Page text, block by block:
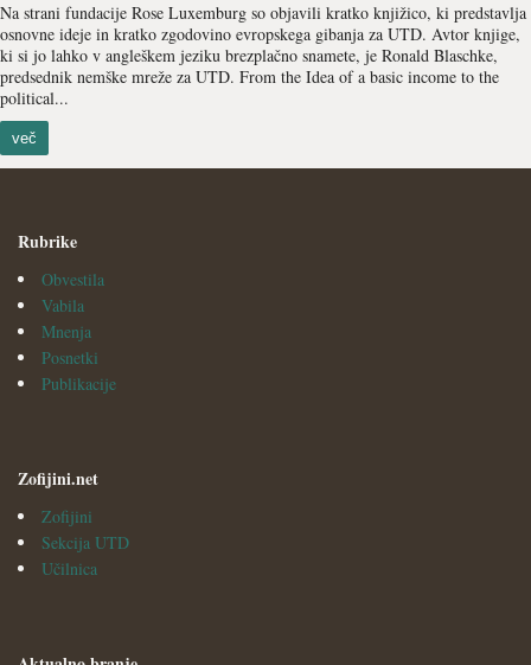
Na strani fundacije Rose Luxemburg so objavili kratko knjižico, ki predstavlja
osnovne ideje in kratko zgodovino evropskega gibanja za UTD. Avtor knjige,
ki si jo lahko v angleškem jeziku brezplačno snamete, je Ronald Blaschke,
predsednik nemške mreže za UTD. From the Idea of a basic income to the
political...
več
Rubrike
Obvestila
Vabila
Mnenja
Posnetki
Publikacije
Zofijini.net
Zofijini
Sekcija UTD
Učilnica